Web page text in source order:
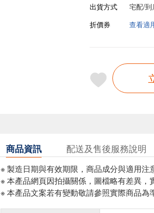
出貨方式
宅配/到
折價券
查看適
商品資訊 配送及售後服務說明
※ 製造日期與有效期限，商品成分與適用注
※ 本產品網頁因拍攝關係，圖檔略有差異，
※ 本產品文案若有變動敬請參照實際商品為